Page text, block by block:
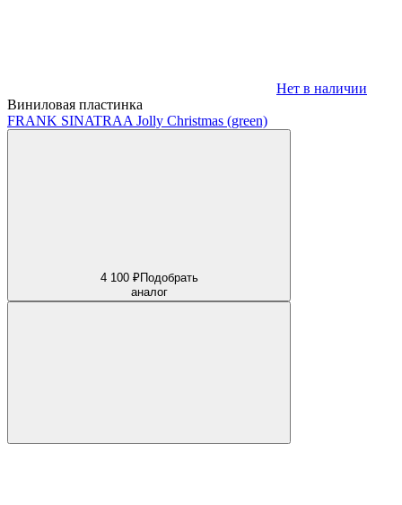
Нет в наличии
Виниловая пластинка
FRANK SINATRAA Jolly Christmas (green)
4 100 ₽Подобрать
аналог